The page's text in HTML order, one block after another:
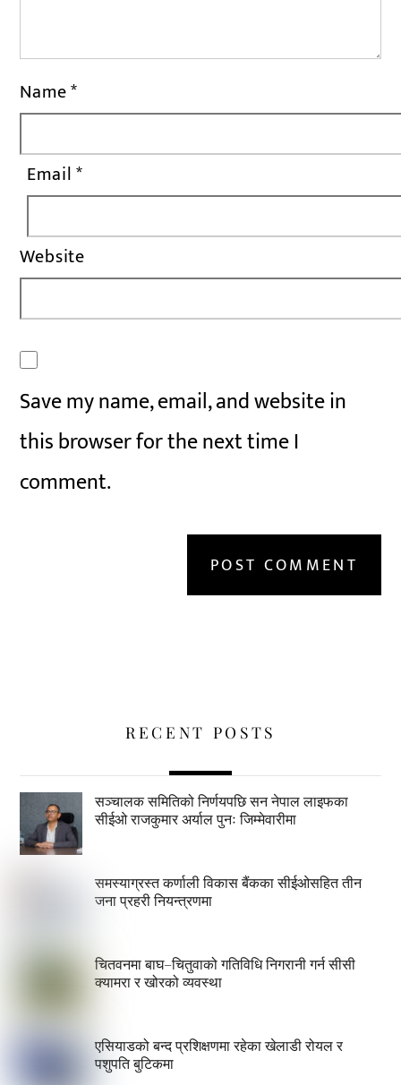
Name*
Email*
Website
Save my name, email, and website in
this browser for the next time I
comment.
RECENT POSTS
सञ्चालक समितिको निर्णयपछि सन नेपाल लाइफका
सीईओ राजकुमार अर्याल पुनः जिम्मेवारीमा
समस्याग्रस्त कर्णाली विकास बैंकका सीईओसहित तीन
जना प्रहरी नियन्त्रणमा
चितवनमा बाघ–चितुवाको गतिविधि निगरानी गर्न सीसी
क्यामरा र खोरको व्यवस्था
एसियाडको बन्द प्रशिक्षणमा रहेका खेलाडी रोयल र
पशुपति बुटिकमा